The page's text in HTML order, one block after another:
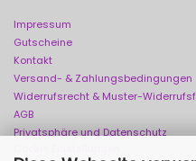
Impressum
Gutscheine
Kontakt
Versand- & Zahlungsbedingungen
Widerrufsrecht & Muster-
AGB
Privatsphäre und Datenschutz